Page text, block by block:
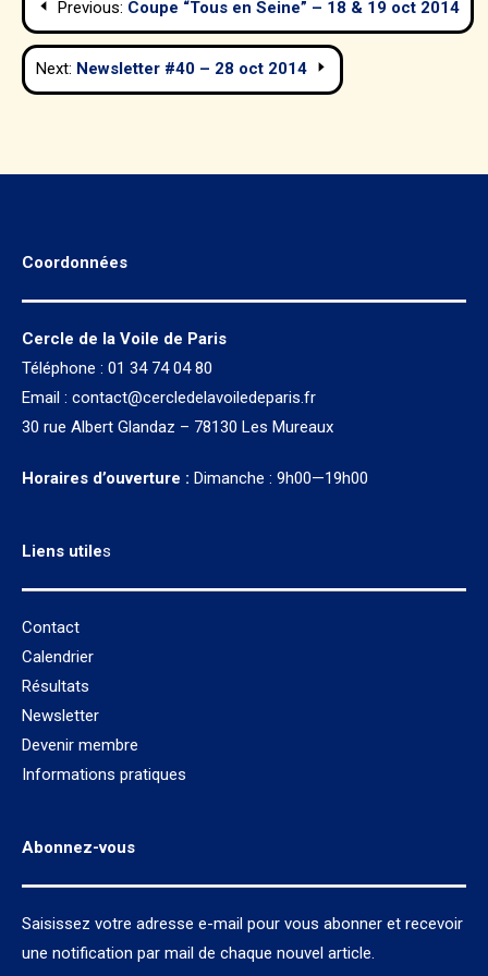
de
l’article
Previous: Coupe “Tous en Seine” – 18 & 19 oct 2014
Next: Newsletter #40 – 28 oct 2014
Coordonnées
Cercle de la Voile de Paris
Téléphone : 01 34 74 04 80
Email : contact@cercledelavoiledeparis.fr
30 rue Albert Glandaz – 78130 Les Mureaux
Horaires d’ouverture : Dimanche : 9h00—19h00
Liens utiles
Contact
Calendrier
Résultats
Newsletter
Devenir membre
Informations pratiques
Abonnez-vous
Saisissez votre adresse e-mail pour vous abonner et recevoir
une notification par mail de chaque nouvel article.